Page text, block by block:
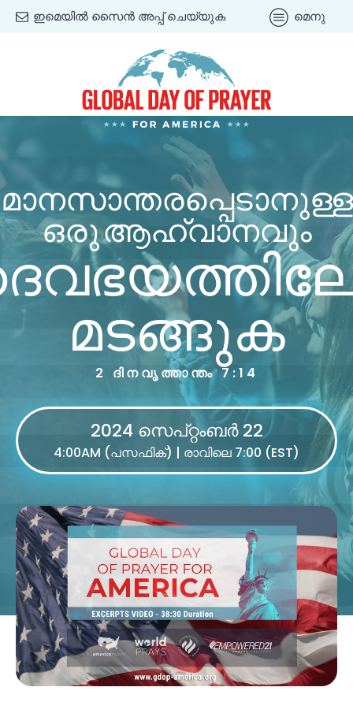
ഇമെയിൽ സൈൻ അപ്പ് ചെയ്യുക മെനു
മാനസാന്തരപ്പെടാനുള്ള
ഒരു ആഹ്വാനവും
മടങ്ങുക
2 ദിനവൃത്താന്തം 7:14
2024 സെപ്റ്റംബർ 22
4:00AM (പസഫിക്) | രാവിലെ 7:00 (EST)